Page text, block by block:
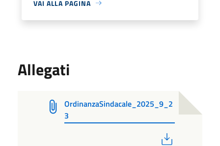
VAI ALLA PAGINA
Allegati
OrdinanzaSindacale_2025_9_2
3